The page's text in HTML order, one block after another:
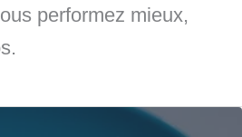
performez mieux,